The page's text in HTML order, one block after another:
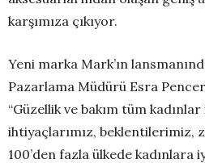
karşımıza çıkıyor.
Yeni marka Mark’ın
Pazarlama Müdürü Esra
“Güzellik ve bakım tüm
ihtiyaçlarımız, beklentilerimiz,
100’den fazla ülkede kadınlara